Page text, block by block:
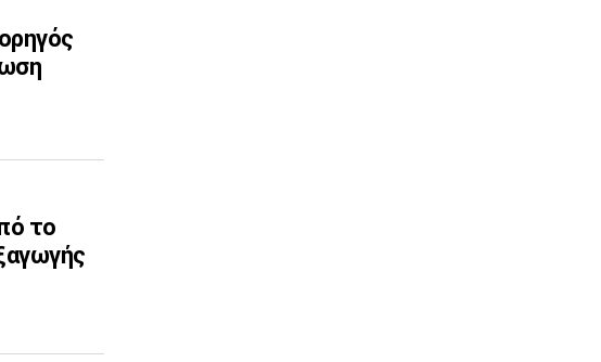
το